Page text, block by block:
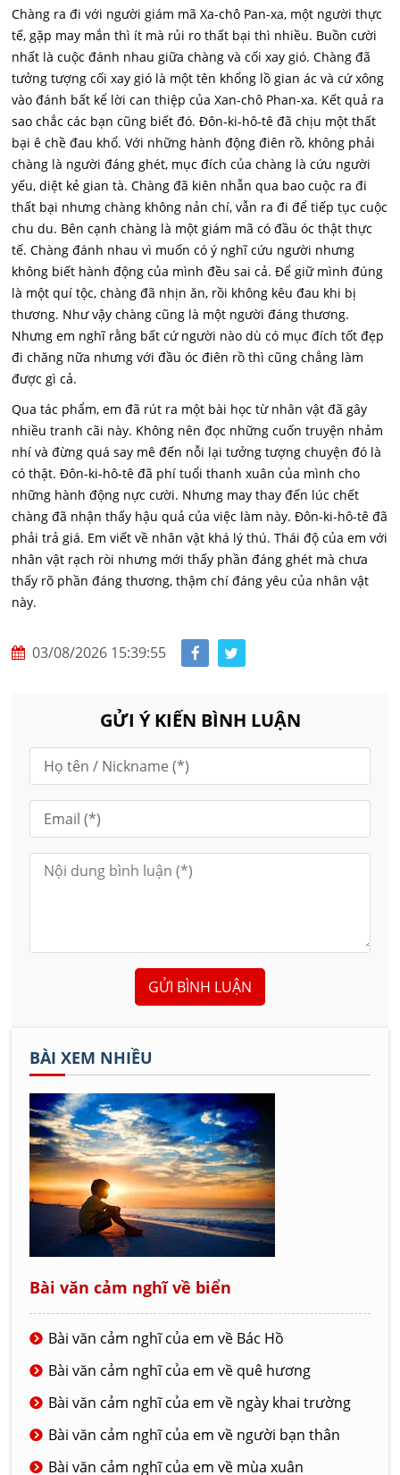
Chàng ra đi với người giám mã Xa-chô Pan-xa, một người thực
tế, gặp may mắn thì ít mà rủi ro thất bại thì nhiều. Buồn cười
nhất là cuộc đánh nhau giữa chàng và cối xay gió. Chàng đã
tưởng tượng cối xay gió là một tên khổng lồ gian ác và cứ xông
vào đánh bất kể lời can thiệp của Xan-chô Phan-xa. Kết quả ra
sao chắc các bạn cũng biết đó. Đôn-ki-hô-tê đã chịu một thất
bại ê chề đau khổ. Với những hành động điên rồ, không phải
chàng là người đáng ghét, mục đích của chàng là cứu người
yếu, diệt kẻ gian tà. Chàng đã kiên nhẫn qua bao cuộc ra đi
thất bại nhưng chàng không nản chí, vẫn ra đi để tiếp tục cuộc
chu du. Bên cạnh chàng là một giám mã có đầu óc thật thực
tế. Chàng đánh nhau vì muốn có ý nghĩ cứu người nhưng
không biết hành động của mình đều sai cả. Để giữ mình đúng
là một quí tộc, chàng đã nhịn ăn, rồi không kêu đau khi bị
thương. Như vậy chàng cũng là một người đáng thương.
Nhưng em nghĩ rằng bất cứ người nào dù có mục đích tốt đẹp
đi chăng nữa nhưng với đầu óc điên rồ thì cũng chẳng làm
được gì cả.
Qua tác phẩm, em đã rút ra một bài học từ nhân vật đã gây
nhiều tranh cãi này. Không nên đọc những cuốn truyện nhảm
nhí và đừng quá say mê đến nỗi lại tưởng tượng chuyện đó là
có thật. Đôn-ki-hô-tê đã phí tuổi thanh xuân của mình cho
những hành động nực cười. Nhưng may thay đến lúc chết
chàng đã nhận thấy hậu quả của việc làm này. Đôn-ki-hô-tê đã
phải trả giá. Em viết về nhân vật khá lý thú. Thái độ của em với
nhân vật rạch ròi nhưng mới thấy phần đáng ghét mà chưa
thấy rõ phần đáng thương, thậm chí đáng yêu của nhân vật
này.
03/08/2026 15:39:55
GỬI Ý KIẾN BÌNH LUẬN
GỬI BÌNH LUẬN
BÀI XEM NHIỀU
Bài văn cảm nghĩ về biển
Bài văn cảm nghĩ của em về Bác Hồ
Bài văn cảm nghĩ của em về quê hương
Bài văn cảm nghĩ của em về ngày khai trường
Bài văn cảm nghĩ của em về người bạn thân
Bài văn cảm nghĩ của em về mùa xuân